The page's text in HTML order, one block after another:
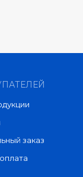
заказ